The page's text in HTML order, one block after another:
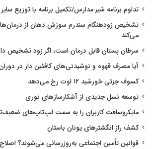
تداوم برنامه شیر مدارس/تکمیل برنامه با توزیع
تشخیص زودهنگام سندرم سوزش دهان از
می‌کند
سرطان پستان قابل درمان است، اگر زود تشخیص
آیا مصرف قهوه و نوشیدنی‌های کافئین دار در
کسوف جزئی خورشید ۱۲ اوت رخ می‌دهد
توسعه نسل جدیدی از آشکارسازهای نوری
مایکروسافت کاربران را به سمت لپ‌تاپ‌های
کشف راز انگشترهای یونان باستان
قوانین تأمین اجتماعی به‌روزرسانی می‌شوند؟